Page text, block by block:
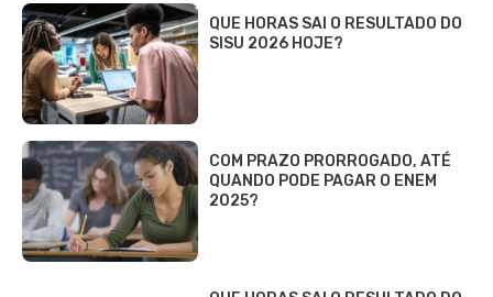
QUE HORAS SAI O RESULTADO DO
SISU 2026 HOJE?
COM PRAZO PRORROGADO, ATÉ
QUANDO PODE PAGAR O ENEM
2025?